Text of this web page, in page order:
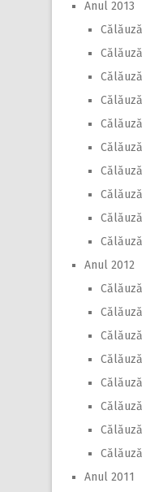
Anul 2013
Călăuză
Călăuză
Călăuză
Călăuză
Călăuză
Călăuză
Călăuză
Călăuză
Călăuză
Călăuză
Anul 2012
Călăuză
Călăuză
Călăuză
Călăuză
Călăuză
Călăuză
Călăuză
Călăuză
Anul 2011